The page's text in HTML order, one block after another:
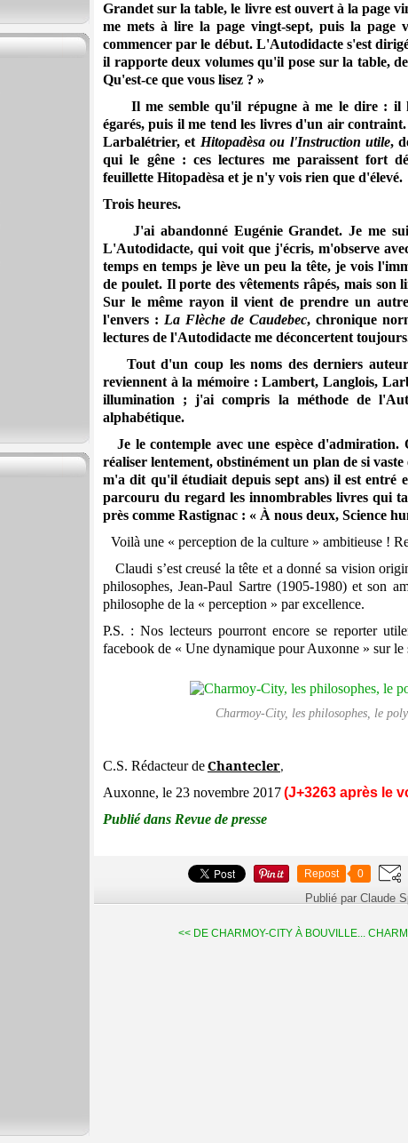
Grandet sur la table, le livre est ouvert à la page
me mets à lire la page vingt-sept, puis la
commencer par le début. L'Autodidacte s'est
il rapporte deux volumes qu'il pose sur la table,
Qu'est-ce que vous lisez ? »
Il me semble qu'il répugne à me le dire : il
égarés, puis il me tend les livres d'un air
Larbalétrier, et Hitopadèsa ou l'Instruction utile,
qui le gêne : ces lectures me paraissent fort
feuillette Hitopadèsa et je n'y vois rien que d'élevé.
Trois heures.
J'ai abandonné Eugénie Grandet. Je me
L'Autodidacte, qui voit que j'écris, m'observe
temps en temps je lève un peu la tête, je vois
de poulet. Il porte des vêtements râpés, mais son
Sur le même rayon il vient de prendre un
l'envers : La Flèche de Caudebec, chronique
lectures de l'Autodidacte me déconcertent
Tout d'un coup les noms des derniers
reviennent à la mémoire : Lambert, Langlois,
illumination ; j'ai compris la méthode de
alphabétique.
Je le contemple avec une espèce
réaliser lentement, obstinément un plan de si
m'a dit qu'il étudiait depuis sept ans) il est entré
parcouru du regard les innombrables livres qui
près comme Rastignac : « À nous deux, Science
Voilà une « perception de la culture » ambitieuse !
Claudi s’est creusé la tête et a donné sa vision
philosophes, Jean-Paul Sartre (1905-1980) et son
philosophe de la « perception » par excellence.
P.S. : Nos lecteurs pourront encore se reporter
facebook de « Une dynamique pour Auxonne » sur le
Charmoy-City, les philosophes, le
C.S. Rédacteur deChantecler,
Auxonne, le 23 novembre 2017(J+3263 après le
Publié dans Revue de presse
Repost 0
Publié par Claude
<< DE CHARMOY-CITY À BOUVILLE...